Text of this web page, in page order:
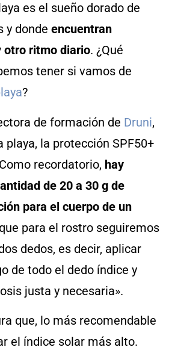
es el sueño dorado de
y donde encuentran
otro ritmo diario. ¿Qué
tener si vamos de
?
de formación de Druni,
playa, la protección SPF50+
recordatorio, hay
de 20 a 30 g de
para el cuerpo de un
para el rostro seguiremos
dedos, es decir, aplicar
de todo el dedo índice y
justa y necesaria».
que, lo más recomendable
el índice solar más alto.